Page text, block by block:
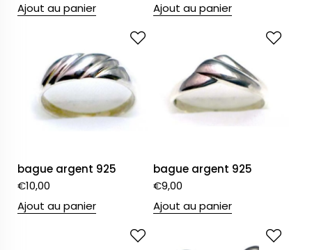
Ajout au panier
Ajout au panier
bague argent 925
€10,00
Ajout au panier
bague argent 925
€9,00
Ajout au panier